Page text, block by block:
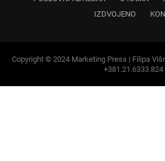
+381.21.6333.824